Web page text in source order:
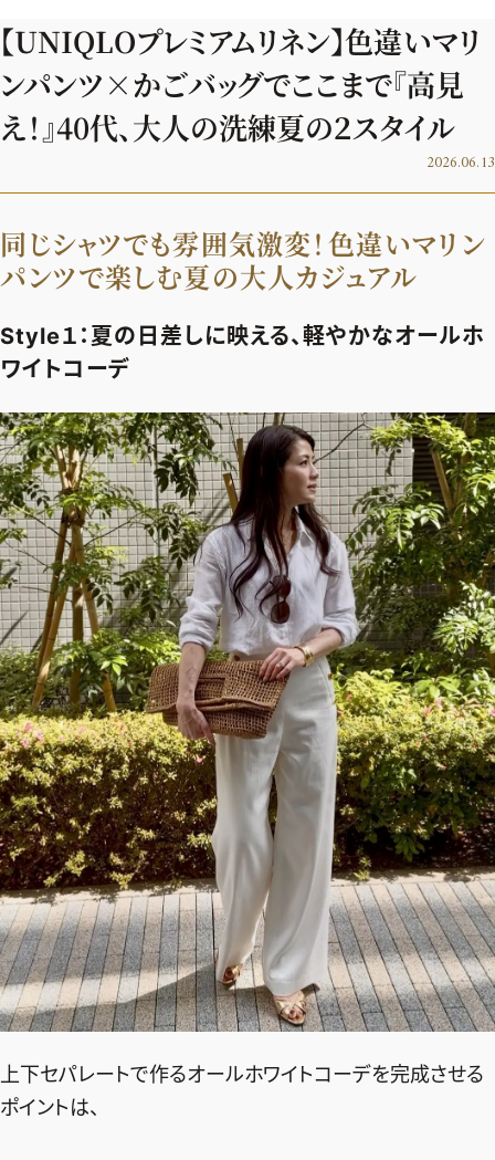
2026年9月号
最新号試し読み
定期購読
エクラプレミアム通販
売れ筋ランキング
エクラ掲載品
エクラ限定アイテム
イーバイエクラ
FOLLOW US
ファッション、ライフスタイル、
そしてエクラの美意識を、SNSで発信しています。
JOIN US
編集部から届くメールマガジン、
会員限定プレゼントや特別イベントへの応募など
特典が満載！
新規会員登録はこちら
【UNIQLOプレミアムリネン】色違いマリ
ンパンツ×かごバッグでここまで『高見
え！』40代、大人の洗練夏の２スタイル
2026.06.13
同じシャツでも雰囲気激変！色違いマリン
パンツで楽しむ夏の大人カジュアル
Style１：夏の日差しに映える、軽やかなオールホ
ワイトコーデ
上下セパレートで作るオールホワイトコーデを完成させる
ポイントは、